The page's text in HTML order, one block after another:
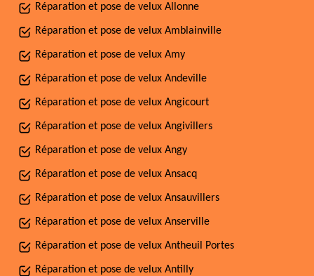
Réparation et pose de velux Allonne
Réparation et pose de velux Amblainville
Réparation et pose de velux Amy
Réparation et pose de velux Andeville
Réparation et pose de velux Angicourt
Réparation et pose de velux Angivillers
Réparation et pose de velux Angy
Réparation et pose de velux Ansacq
Réparation et pose de velux Ansauvillers
Réparation et pose de velux Anserville
Réparation et pose de velux Antheuil Portes
Réparation et pose de velux Antilly